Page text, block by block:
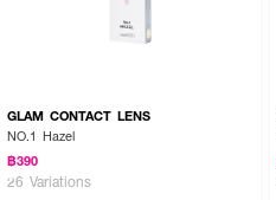
GLAM CONTACT LENS
NO.1 Hazel
฿390
26 Variations